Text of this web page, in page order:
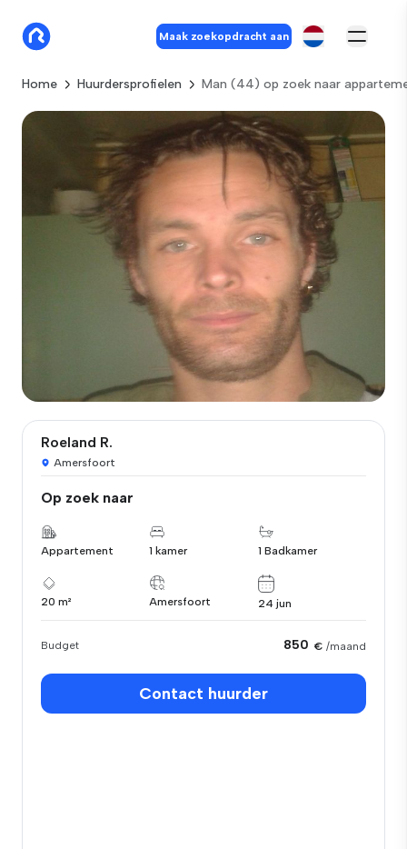
Maak zoekopdracht aan
Home Huurdersprofielen Man (44) op zoek naar
Roeland R.
Amersfoort
Op zoek naar
Appartement 1 kamer 1 Badkamer
20 m² Amersfoort 24 jun
Budget 850 € /maand
Contact huurder